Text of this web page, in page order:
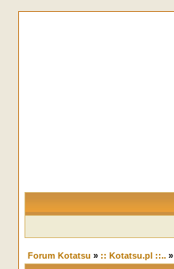
Forum Kotatsu » :: Kotatsu.pl ::..»